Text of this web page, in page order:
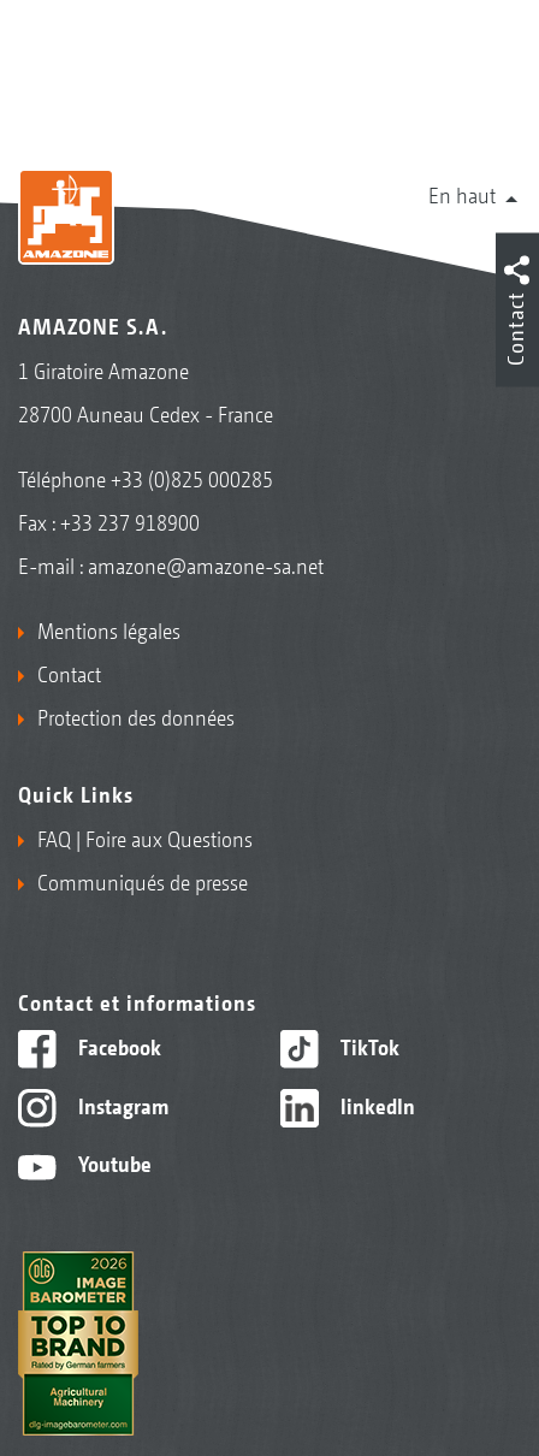
En haut
AMAZONE S.A.
1 Giratoire Amazone
28700 Auneau Cedex - France
Téléphone+33 (0)825 000285
Fax : +33 237 918900
E-mail : amazone@amazone-sa.net
Mentions légales
Contact
Protection des données
Quick Links
FAQ | Foire aux Questions
Communiqués de presse
Contact et informations
Facebook
Instagram
Youtube
TikTok
linkedIn
Contact